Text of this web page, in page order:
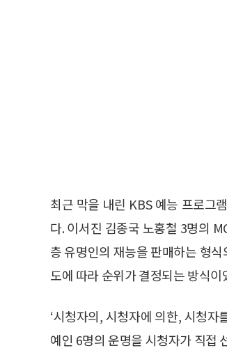
최근 막을 내린 KBS 예능 프로그
다. 이서진 김종국 노홍철 3명의
층 유명인의 재능을 판매하는 형
도에 따라 순위가 결정되는 방식이
‘시청자의, 시청자에 의한, 시청
예인 6명의 운명을 시청자가 직접